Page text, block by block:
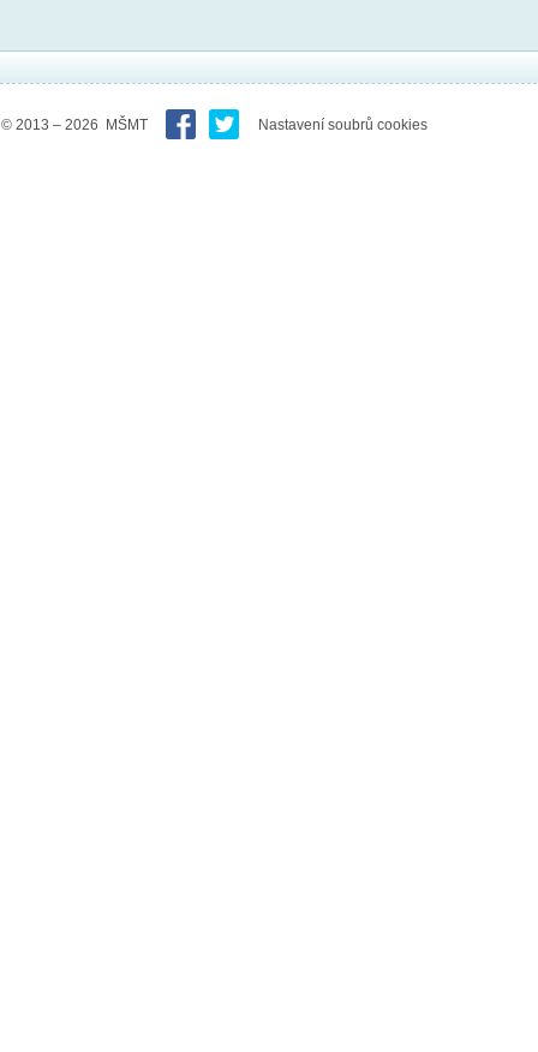
© 2013 – 2026 MŠMT Nastavení soubrů cookies